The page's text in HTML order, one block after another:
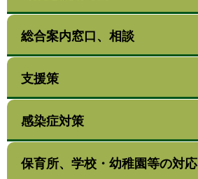
総合案内窓口、相談
支援策
感染症対策
保育所、学校・幼稚園等の対応